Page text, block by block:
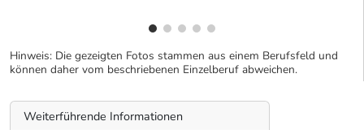
Hinweis: Die gezeigten Fotos stammen aus einem Berufsfeld und
können daher vom beschriebenen Einzelberuf abweichen.
Weiterführende Informationen